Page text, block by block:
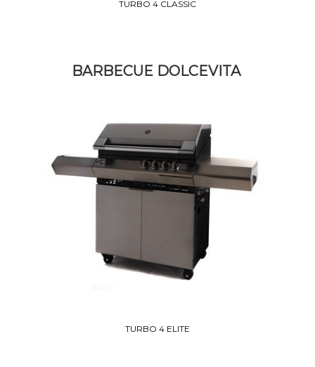
TURBO 4 CLASSIC
BARBECUE DOLCEVITA
TURBO 4 ELITE